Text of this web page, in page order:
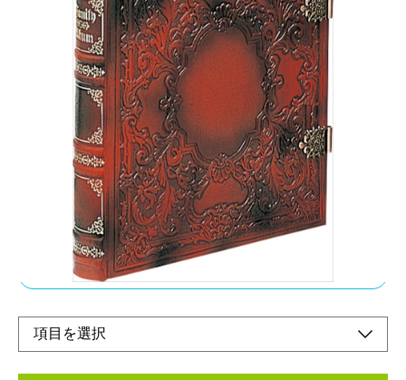
大切な想い出を古きよきヨーロッパのロマンと共
メーカー希望小売価格：
¥28,000+ 税
厳選された素材を熟練の職人が腕に選りをかけて最高の逸品に仕
立て上げました。飽きのこない落ち着いたデザインにはヨーロッ
パの伝統と誇りが漂います。
オンラインショップ